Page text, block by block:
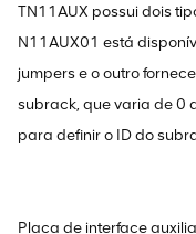
TN11AUX possui dois
N11AUX01 está
jumpers e o outro
subrack, que varia de 0
para definir o ID do
Placa de interface